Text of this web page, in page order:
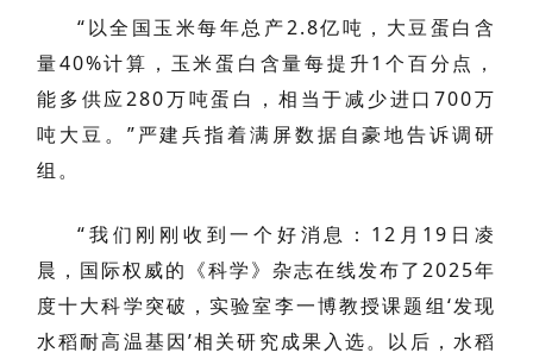
“以全国玉米每年总产2.8亿吨，大豆蛋白含
量40%计算，玉米蛋白含量每提升1个百分点，
能多供应280万吨蛋白，相当于减少进口700万
吨大豆。”严建兵指着满屏数据自豪地告诉调研
组。
“我们刚刚收到一个好消息：12月19日凌
晨，国际权威的《科学》杂志在线发布了2025年
度十大科学突破，实验室李一博教授课题组‘发现
水稻耐高温基因’相关研究成果入选。以后，水稻